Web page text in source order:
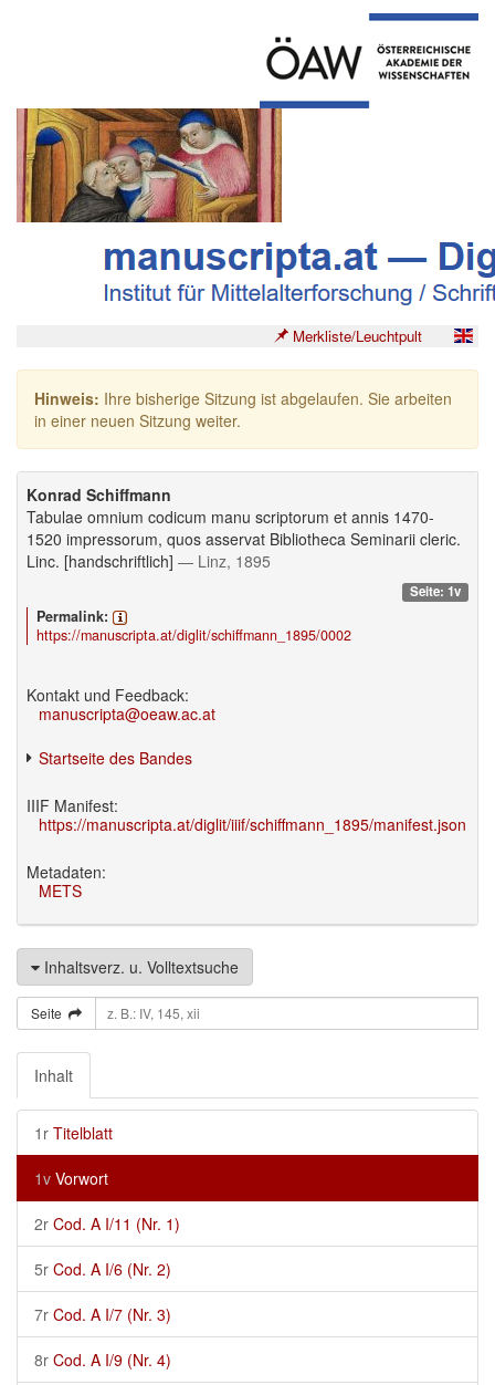
Merkliste/Leuchtpult
Hinweis: Ihre bisherige Sitzung ist abgelaufen. Sie arbeiten
in einer neuen Sitzung weiter.
Konrad Schiffmann
Tabulae omnium codicum manu scriptorum et annis 1470-
1520 impressorum, quos asservat Bibliotheca Seminarii cleric.
Linc. [handschriftlich] — Linz, 1895
Seite: 1v
Permalink:
https://manuscripta.at/diglit/schiffmann_1895/0002
Kontakt und Feedback:
manuscripta@oeaw.ac.at
Startseite des Bandes
IIIF Manifest:
https://manuscripta.at/diglit/iiif/schiffmann_1895/manifest.json
Metadaten:
METS
Inhaltsverz. u. Volltextsuche
Seite
Inhalt
1r Titelblatt
1v Vorwort
2r Cod. A I/11 (Nr. 1)
5r Cod. A I/6 (Nr. 2)
7r Cod. A I/7 (Nr. 3)
8r Cod. A I/9 (Nr. 4)